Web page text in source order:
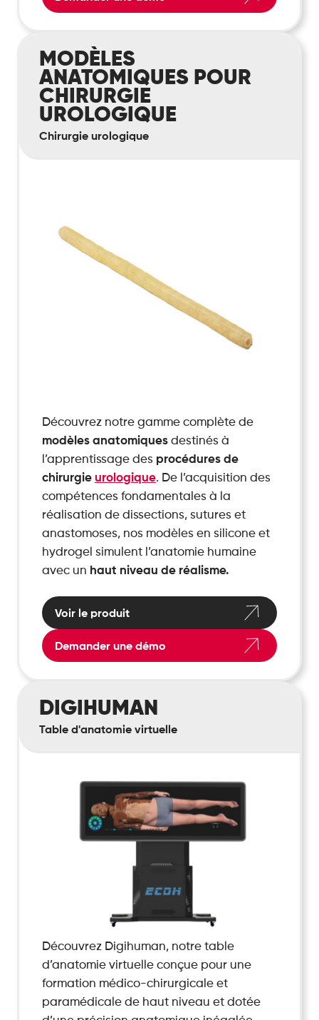
anatomiques
pour
chirurgie
urologique
MODÈLES
ANATOMIQUES POUR
CHIRURGIE
UROLOGIQUE
Chirurgie urologique
Découvrez notre gamme complète de
modèles anatomiques destinés à
l’apprentissage des procédures de
chirurgie urologique. De l’acquisition des
compétences fondamentales à la
réalisation de dissections, sutures et
anastomoses, nos modèles en silicone et
hydrogel simulent l’anatomie humaine
avec un haut niveau de réalisme.
Voir le produit
Demander une démo
DIGIHUMAN
Table d'anatomie virtuelle
Découvrez Digihuman, notre table
d’anatomie virtuelle conçue pour une
formation médico-chirurgicale et
paramédicale de haut niveau et dotée